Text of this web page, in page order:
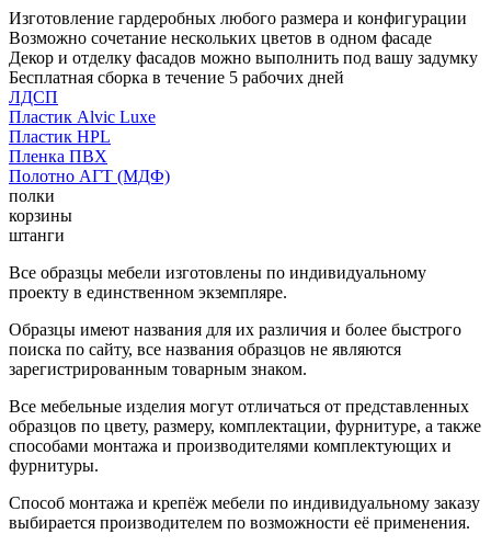
Изготовление гардеробных любого размера и конфигурации
Возможно сочетание нескольких цветов в одном фасаде
Декор и отделку фасадов можно выполнить под вашу задумку
Бесплатная сборка в течение 5 рабочих дней
ЛДСП
Пластик Alvic Luxe
Пластик HPL
Пленка ПВХ
Полотно АГТ (МДФ)
полки
корзины
штанги
Все образцы мебели изготовлены по индивидуальному
проекту в единственном экземпляре.
Образцы имеют названия для их различия и более быстрого
поиска по сайту, все названия образцов не являются
зарегистрированным товарным знаком.
Все мебельные изделия могут отличаться от представленных
образцов по цвету, размеру, комплектации, фурнитуре, а также
способами монтажа и производителями комплектующих и
фурнитуры.
Способ монтажа и крепёж мебели по индивидуальному заказу
выбирается производителем по возможности её применения.